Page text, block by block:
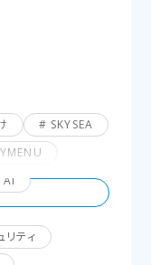
SKYSEA
AI
リティ